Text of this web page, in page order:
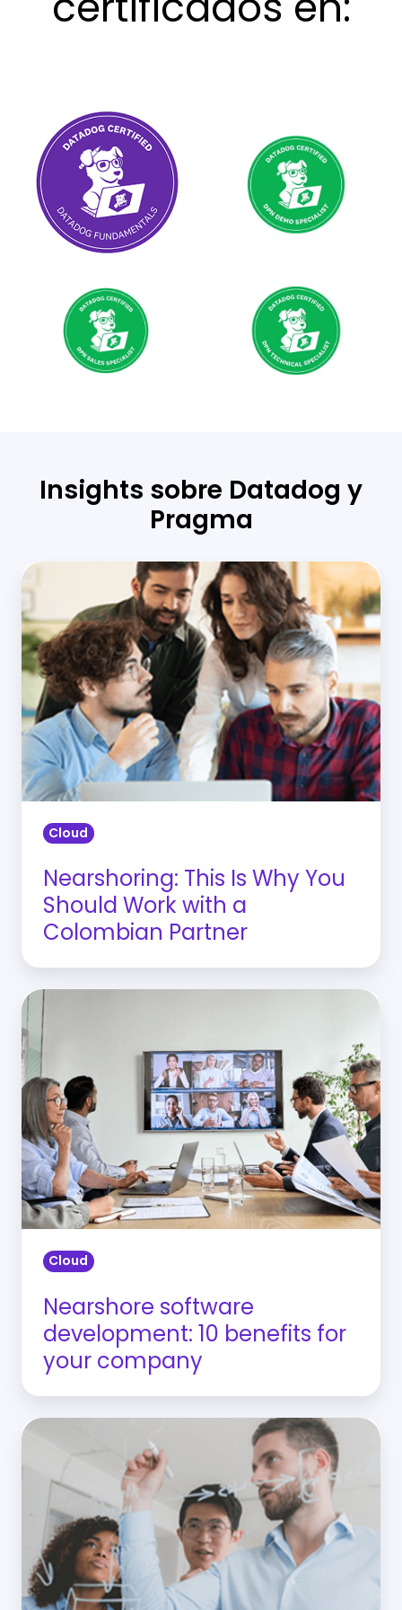
Insights sobre Datadog y
Pragma
Nearshoring:
This
Is
Why
You
Should
Work
with
a
Colombian
Partner
Cloud
Nearshoring: This Is Why You
Should Work with a
Colombian Partner
Nearshore
software
development:
10
benefits
for
your
company
Cloud
Nearshore software
development: 10 benefits for
your company
What
professionals
can
provide